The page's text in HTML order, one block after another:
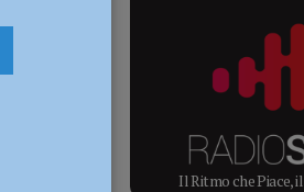
Il Ritmo che Piace,